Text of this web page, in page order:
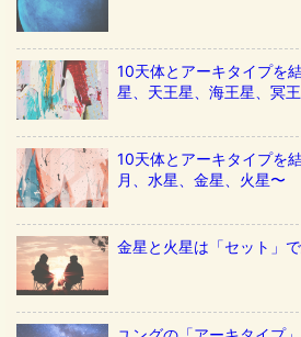
10天体とアーキタイプを
星、天王星、海王星、冥
10天体とアーキタイプを
月、水星、金星、火星〜
金星と火星は「セット」